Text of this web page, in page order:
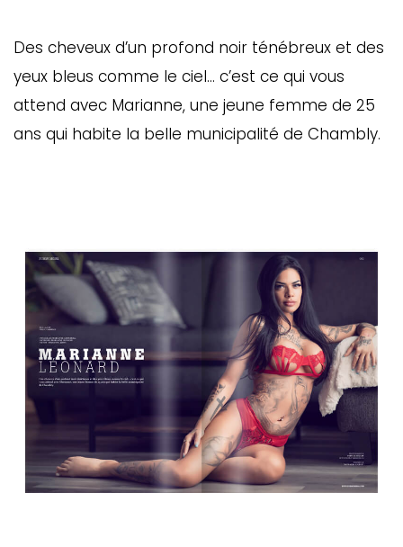
Des cheveux d’un profond noir ténébreux et des
yeux bleus comme le ciel… c’est ce qui vous
attend avec Marianne, une jeune femme de 25
ans qui habite la belle municipalité de Chambly.